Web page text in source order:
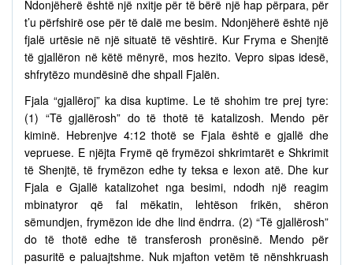
Ndonjëherë është një nxitje për të bërë një hap përpara, për
t’u përfshirë ose për të dalë me besim. Ndonjëherë është një
fjalë urtësie në një situatë të vështirë. Kur Fryma e Shenjtë
të gjallëron në këtë mënyrë, mos hezito. Vepro sipas idesë,
shfrytëzo mundësinë dhe shpall Fjalën.
Fjala “gjallëroj” ka disa kuptime. Le të shohim tre prej tyre:
(1) “Të gjallërosh” do të thotë të katalizosh. Mendo për
kiminë. Hebrenjve 4:12 thotë se Fjala është e gjallë dhe
vepruese. E njëjta Frymë që frymëzoi shkrimtarët e Shkrimit
të Shenjtë, të frymëzon edhe ty teksa e lexon atë. Dhe kur
Fjala e Gjallë katalizohet nga besimi, ndodh një reagim
mbinatyror që fal mëkatin, lehtëson frikën, shëron
sëmundjen, frymëzon ide dhe lind ëndrra. (2) “Të gjallërosh”
do të thotë edhe të transferosh pronësinë. Mendo për
pasuritë e paluajtshme. Nuk mjafton vetëm të nënshkruash